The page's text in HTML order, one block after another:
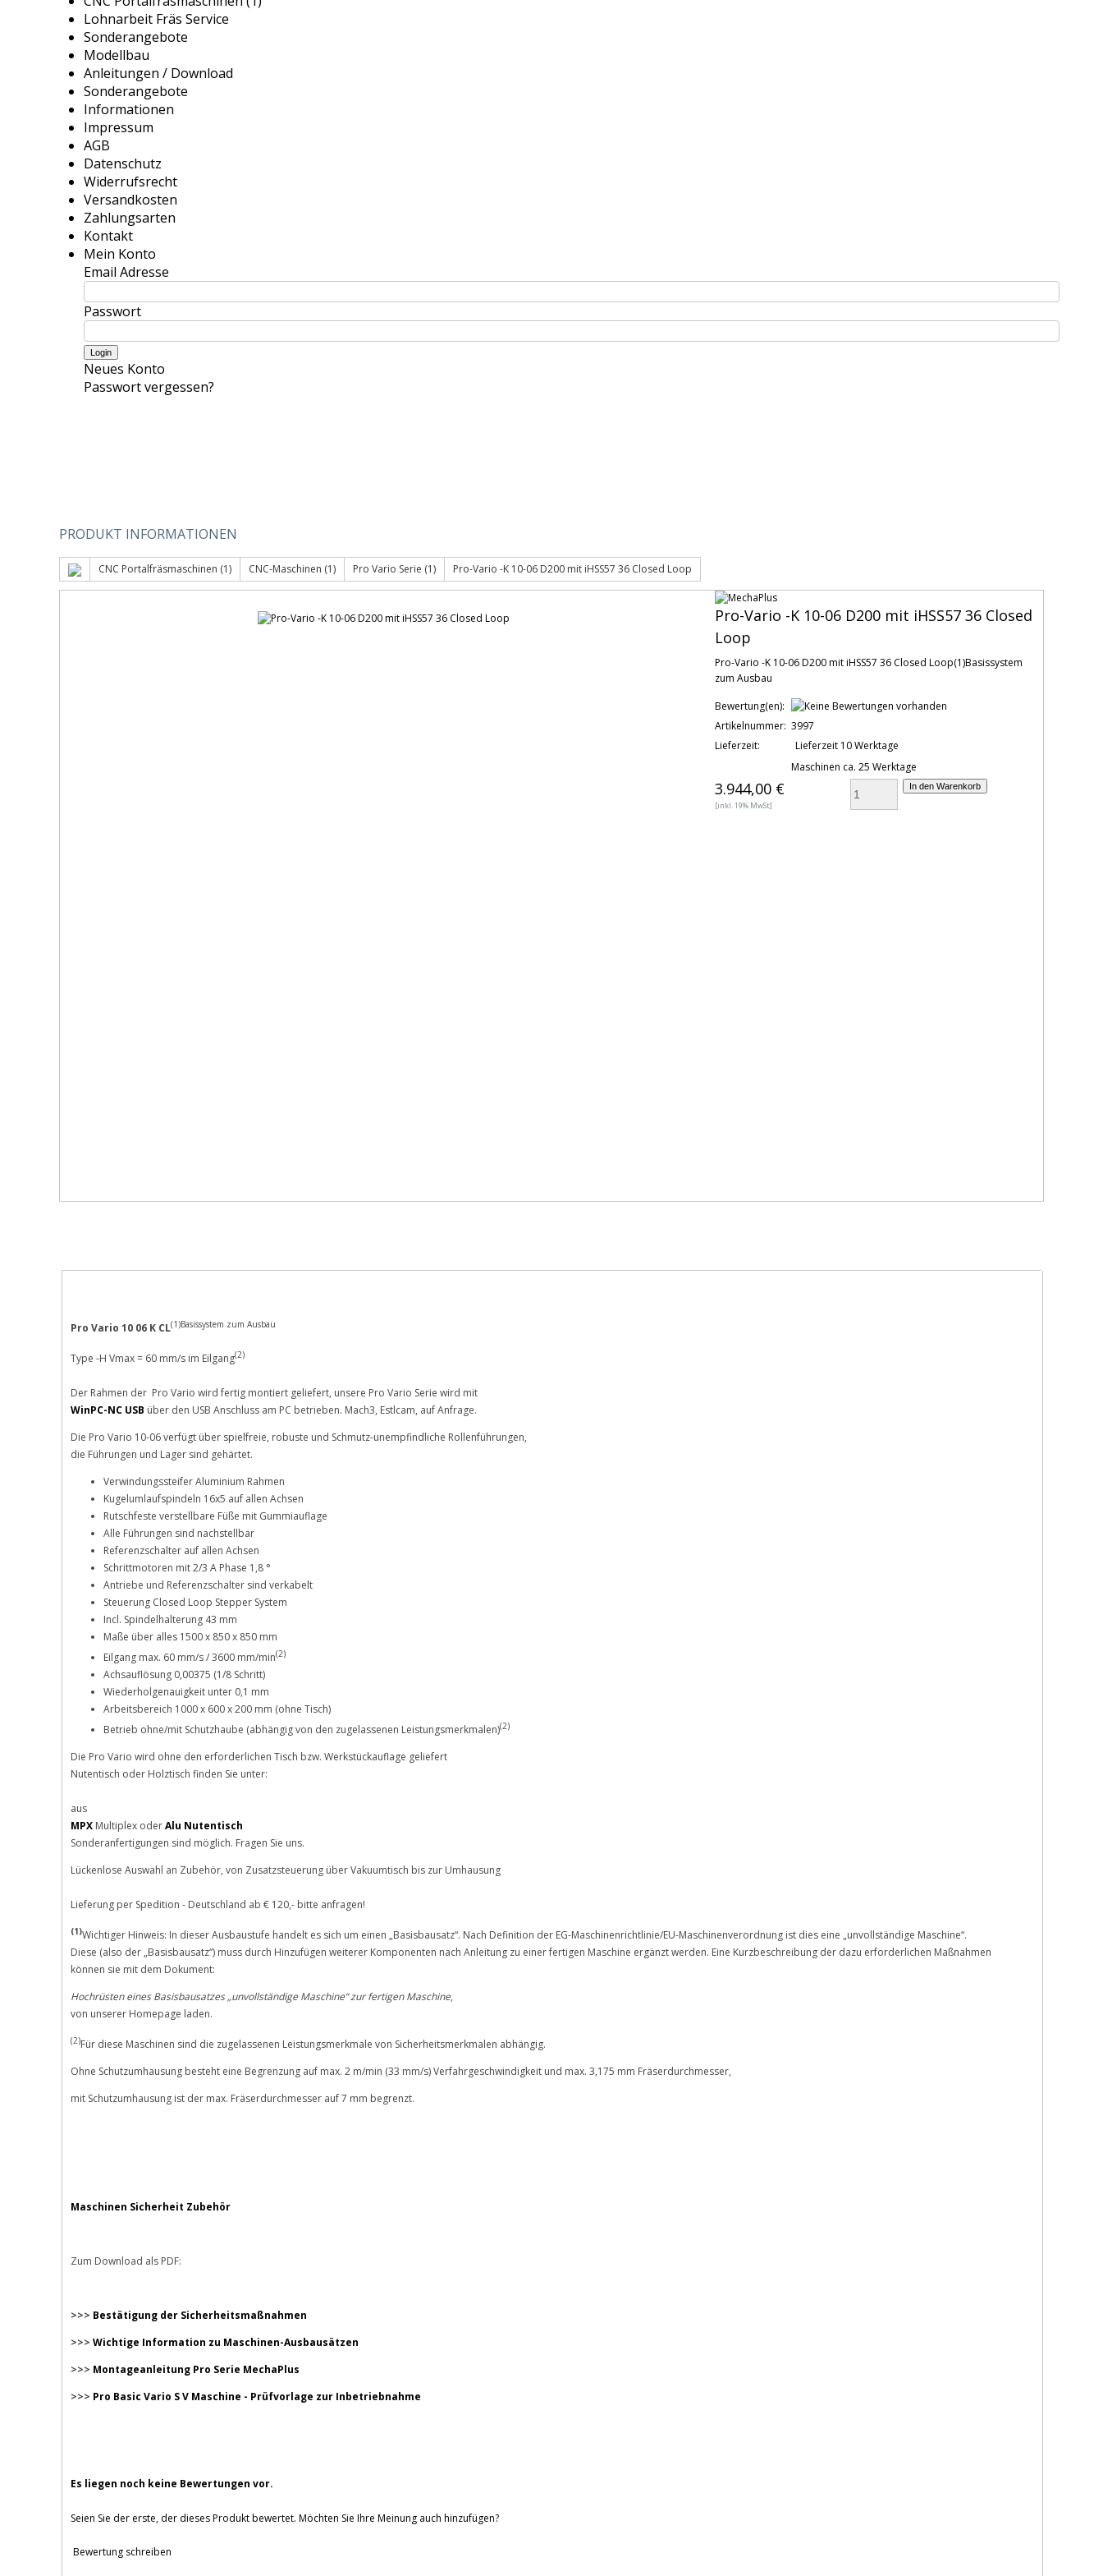
Lohnarbeit Fräs Service
Sonderangebote
Modellbau
Anleitungen / Download
Sonderangebote
Informationen
Impressum
AGB
Datenschutz
Widerrufsrecht
Versandkosten
Zahlungsarten
Kontakt
Mein Konto
Email Adresse
Passwort
Neues Konto
Passwort vergessen?
PRODUKT INFORMATIONEN
CNC Portalfräsmaschinen (1) CNC-Maschinen (1) Pro Vario Serie (1) Pro-Vario -K 10-06 D200 mit iHSS57 36 Closed Loop
Pro-Vario -K 10-06 D200 mit iHSS57 36 Closed
Loop
Pro-Vario -K 10-06 D200 mit iHSS57 36 Closed Loop(1)Basissystem
zum Ausbau
Bewertung(en):
Artikelnummer: 3997
Lieferzeit:
Lieferzeit 10 Werktage
Maschinen ca. 25 Werktage
3.944,00 €
[inkl. 19% MwSt]
Pro Vario 10 06 K CL(1)Basissystem zum Ausbau
Type -H Vmax = 60 mm/s im Eilgang(2)
Der Rahmen der Pro Vario wird fertig montiert geliefert, unsere Pro Vario Serie wird mit
WinPC-NC USB über den USB Anschluss am PC betrieben. Mach3, Estlcam, auf Anfrage.
Die Pro Vario 10-06 verfügt über spielfreie, robuste und Schmutz-unempfindliche Rollenführungen,
die Führungen und Lager sind gehärtet.
Verwindungssteifer Aluminium Rahmen
Kugelumlaufspindeln 16x5 auf allen Achsen
Rutschfeste verstellbare Füße mit Gummiauflage
Alle Führungen sind nachstellbar
Referenzschalter auf allen Achsen
Schrittmotoren mit 2/3 A Phase 1,8 °
Antriebe und Referenzschalter sind verkabelt
Steuerung Closed Loop Stepper System
Incl. Spindelhalterung 43 mm
Maße über alles 1500 x 850 x 850 mm
Eilgang max. 60 mm/s / 3600 mm/min(2)
Achsauflösung 0,00375 (1/8 Schritt)
Wiederholgenauigkeit unter 0,1 mm
Arbeitsbereich 1000 x 600 x 200 mm (ohne Tisch)
Betrieb ohne/mit Schutzhaube (abhängig von den zugelassenen Leistungsmerkmalen)(2)
Die Pro Vario wird ohne den erforderlichen Tisch bzw. Werkstückauflage geliefert
Nutentisch oder Holztisch finden Sie unter:
aus
MPX Multiplex oderAlu Nutentisch
Sonderanfertigungen sind möglich. Fragen Sie uns.
Lückenlose Auswahl an Zubehör, von Zusatzsteuerung über Vakuumtisch bis zur Umhausung
Lieferung per Spedition - Deutschland ab € 120,- bitte anfragen!
(1)Wichtiger Hinweis: In dieser Ausbaustufe handelt es sich um einen „Basisbausatz“. Nach Definition der EG-Maschinenrichtlinie/EU-Maschinenverordnung ist dies eine „unvollständige Maschine“.
Diese (also der „Basisbausatz“) muss durch Hinzufügen weiterer Komponenten nach Anleitung zu einer fertigen Maschine ergänzt werden. Eine Kurzbeschreibung der dazu erforderlichen Maßnahmen
können sie mit dem Dokument:
Hochrüsten eines Basisbausatzes „unvollständige Maschine“ zur fertigen Maschine,
von unserer Homepage laden.
(2)Für diese Maschinen sind die zugelassenen Leistungsmerkmale von Sicherheitsmerkmalen abhängig.
Ohne Schutzumhausung besteht eine Begrenzung auf max. 2 m/min (33 mm/s) Verfahrgeschwindigkeit und max. 3,175 mm Fräserdurchmesser,
mit Schutzumhausung ist der max. Fräserdurchmesser auf 7 mm begrenzt.
Maschinen Sicherheit Zubehör
Zum Download als PDF:
>>> Bestätigung der Sicherheitsmaßnahmen
>>> Wichtige Information zu Maschinen-Ausbausätzen
>>> Montageanleitung Pro Serie MechaPlus
>>> Pro Basic Vario S V Maschine - Prüfvorlage zur Inbetriebnahme
Es liegen noch keine Bewertungen vor.
Seien Sie der erste, der dieses Produkt bewertet. Möchten Sie Ihre Meinung auch hinzufügen?
Bewertung schreiben